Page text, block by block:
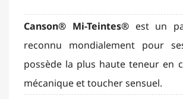
Canson® Mi-Teintes®est un
reconnu mondialement pour
possède la plus haute teneur en
mécanique et toucher sensuel.